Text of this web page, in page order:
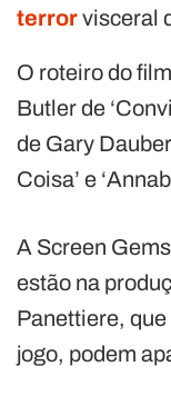
terrorvisceral
O roteiro do
Butler de
de Gary
Coisa’ e
A Screen
estão na
Panettiere,
jogo, podem